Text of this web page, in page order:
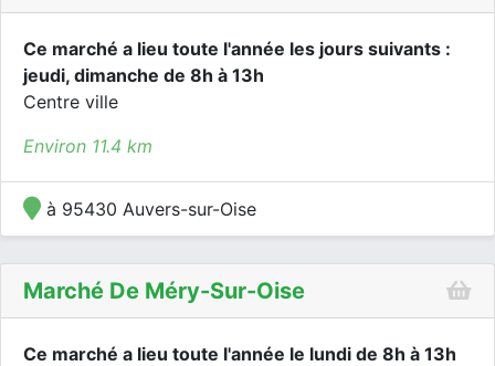
Ce marché a lieu toute l'année les jours suivants :
jeudi, dimanche de 8h à 13h
Centre ville
Environ 11.4 km
à 95430 Auvers-sur-Oise
Marché De Méry-Sur-Oise
Ce marché a lieu toute l'année le lundi de 8h à 13h